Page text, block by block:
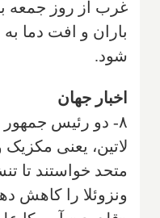
غرب از روز جمعه
شود.
اخبار جهان
۸- دو رئیس
لاتین، یعنی
متحد خواستند تا
ونزوئلا را کاهش